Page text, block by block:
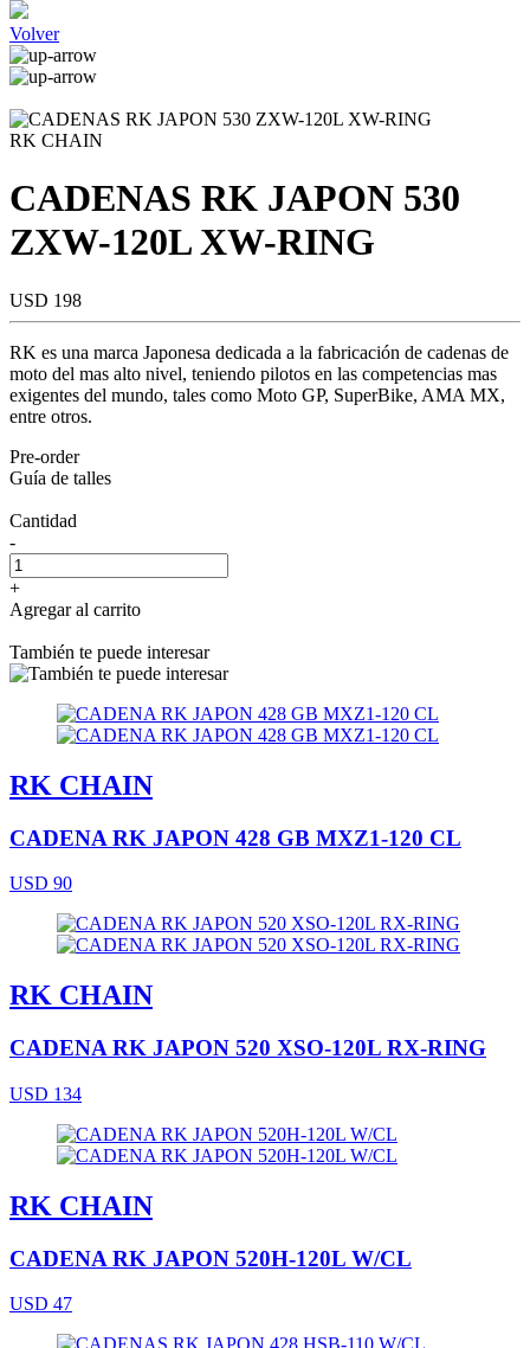
Volver
RK CHAIN
CADENAS RK JAPON 530
ZXW-120L XW-RING
USD 198
RK es una marca Japonesa dedicada a la fabricación de cadenas de
moto del mas alto nivel, teniendo pilotos en las competencias mas
exigentes del mundo, tales como Moto GP, SuperBike, AMA MX,
entre otros.
Pre-order
Guía de talles
Cantidad
-
+
Agregar al carrito
También te puede interesar
RK CHAIN
CADENA RK JAPON 428 GB MXZ1-120 CL
USD 90
RK CHAIN
CADENA RK JAPON 520 XSO-120L RX-RING
USD 134
RK CHAIN
CADENA RK JAPON 520H-120L W/CL
USD 47